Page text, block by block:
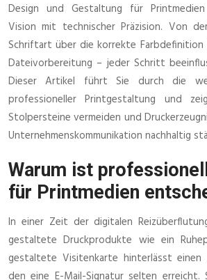
Design und Gestaltung für
Vision mit technischer Präzision. Von
Schriftart über die korrekte
Dateivorbereitung – jeder Schritt
Dieser Artikel führt Sie durch die
professioneller Printgestaltung und
Stolpersteine vermeiden und
Unternehmenskommunikation nachhaltig
Warum ist
für Printmedien
In einer Zeit der digitalen
gestaltete Druckprodukte wie ein
gestaltete Visitenkarte hinterlässt einen
den eine E-Mail-Signatur selten erreicht.